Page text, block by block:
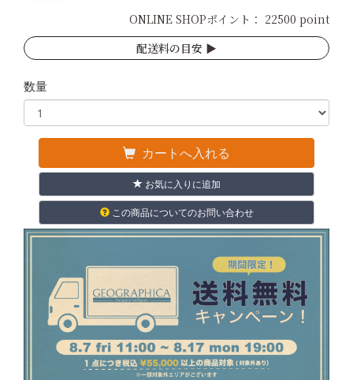
ONLINE SHOPポイント： 22500 point
配送料の目安 ▶︎
数量
カートへ入れる
お気に入りに追加
この商品についてのお問い合わせ